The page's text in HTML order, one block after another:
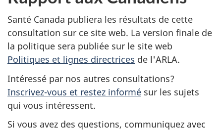
Santé Canada publiera les résultats de cette
consultation sur ce site web. La version finale de
la politique sera publiée sur le site web
Politiques et lignes directrices de l'ARLA.
Intéressé par nos autres consultations?
Inscrivez-vous et restez informé sur les sujets
qui vous intéressent.
Si vous avez des questions, communiquez avec